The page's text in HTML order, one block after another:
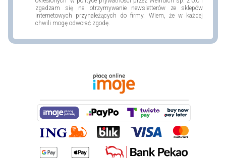
zgadzam się na otrzymywanie newsletterów ze sklepów
internetowych przynależących do firmy. Wiem, że w każdej
chwili mogę odwołać zgodę.